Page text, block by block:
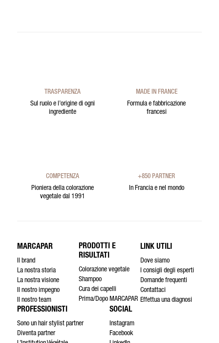
TRASPARENZA
Sul ruolo e l’origine di ogni
ingrediente
MADE IN FRANCE
Formula e fabbricazione
francesi
COMPETENZA
Pioniera della colorazione
vegetale dal 1991
+850 PARTNER
In Francia e nel mondo
MARCAPAR
Il brand
La nostra storia
La nostra visione
Il nostro impegno
Il nostro team
PRODOTTI E
RISULTATI
Colorazione vegetale
Shampoo
Cura dei capelli
Prima/Dopo MARCAPAR
LINK UTILI
Dove siamo
I consigli degli esperti
Domande frequenti
Contattaci
Effettua una diagnosi
PROFESSIONISTI
Sono un hair stylist partner
Diventa partner
SOCIAL
Instagram
Facebook